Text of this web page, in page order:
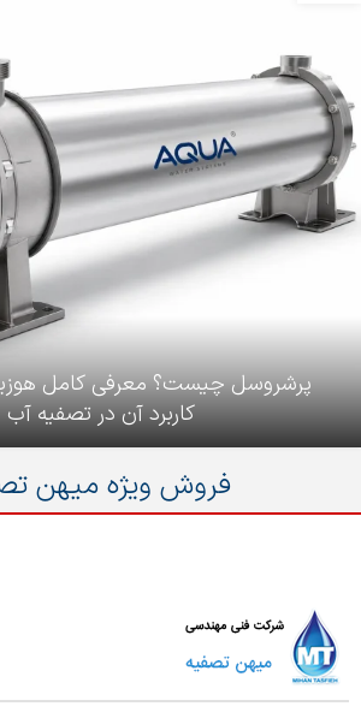
پرشروسل چیست؟ معرفی کامل
کاربرد آن در تصفیه آب
فروش ویژه میهن